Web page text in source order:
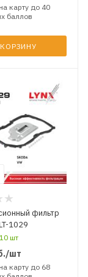
карту до 40
баллов
фильтр
1029
шт
/шт
карту до 68